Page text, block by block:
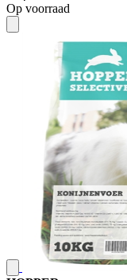
Op voorraad